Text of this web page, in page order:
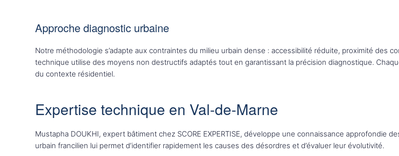
Approche diagnostic urbaine
Notre méthodologie s’adapte aux contraintes du milieu urbain dense : accessibilité réduite, proximité des
technique utilise des moyens non destructifs adaptés tout en garantissant la précision diagnostique.
du contexte résidentiel.
Expertise technique en Val-de-Marne
Mustapha DOUKHI, expert bâtiment chez SCORE EXPERTISE, développe une connaissance approfondie
urbain francilien lui permet d’identifier rapidement les causes des désordres et d’évaluer leur évolutivité.